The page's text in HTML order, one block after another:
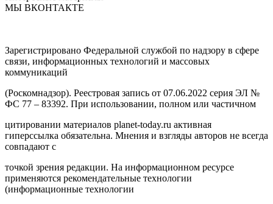
МЫ ВКОНТАКТЕ
Зарегистрировано Федеральной службой по надзору в сфере
связи, информационных технологий и массовых
коммуникаций
(Роскомнадзор). Реестровая запись от 07.06.2022 серия ЭЛ №
ФС 77 – 83392. При использовании, полном или частичном
цитировании материалов planet-today.ru активная
гиперссылка обязательна. Мнения и взгляды авторов не всегда
совпадают с
точкой зрения редакции. На информационном ресурсе
применяются рекомендательные технологии
(информационные технологии